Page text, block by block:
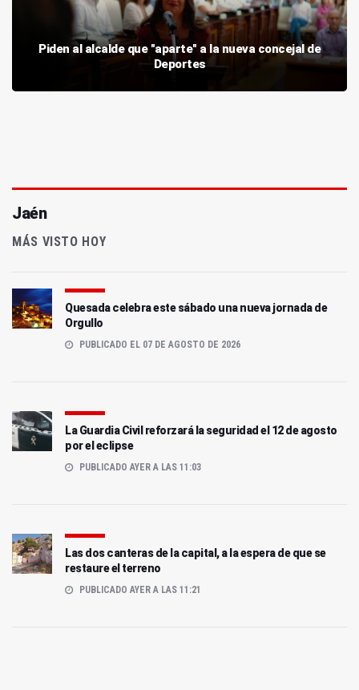
Piden al alcalde que "aparte" a la nueva concejal de
Deportes
Jaén
MÁS VISTO HOY
Quesada celebra este sábado una nueva jornada de
Orgullo
PUBLICADO EL 07 DE AGOSTO DE 2026
La Guardia Civil reforzará la seguridad el 12 de agosto
por el eclipse
PUBLICADO AYER A LAS 11:03
Las dos canteras de la capital, a la espera de que se
restaure el terreno
PUBLICADO AYER A LAS 11:21